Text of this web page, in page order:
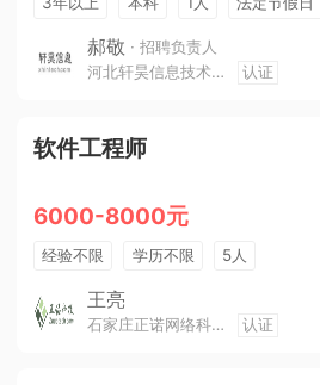
休假制度
五险一金
郝敬 · 招聘负责人
河北轩昊信息技术有限公司
认证
软件工程师
6000-8000元
经验不限 学历不限 5人
王亮
石家庄正诺网络科技有限公司 认证